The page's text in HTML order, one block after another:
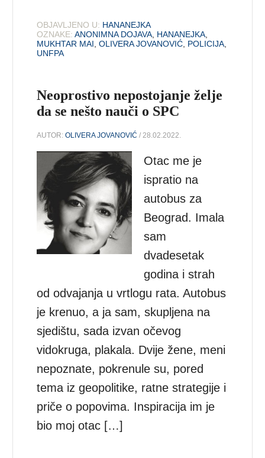
OBJAVLJENO U: HANANEJKA
OZNAKE: ANONIMNA DOJAVA, HANANEJKA,
MUKHTAR MAI,OLIVERA JOVANOVIĆ, POLICIJA,
UNFPA
Neoprostivo nepostojanje želje
da se nešto nauči o SPC
AUTOR:OLIVERA JOVANOVIĆ / 28.02.2022.
Otac me je
ispratio na
autobus za
Beograd. Imala
sam
dvadesetak
godina i strah
od odvajanja u vrtlogu rata. Autobus
je krenuo, a ja sam, skupljena na
sjedištu, sada izvan očevog
vidokruga, plakala. Dvije žene, meni
nepoznate, pokrenule su, pored
tema iz geopolitike, ratne strategije i
priče o popovima. Inspiracija im je
bio moj otac […]